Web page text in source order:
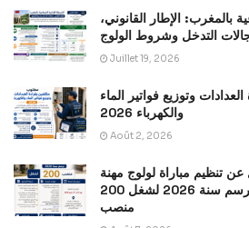
بالمغرب: الإطار القانوني،
التدخل وشروط الولوج
Juillet 19, 2026
وتوزيع فواتير الماء
والكهرباء 2026
Août 2, 2026
تنظيم مباراة لولوج مهنة
المفوضين القضائيين برسم سنة 2026 لشغل 200
منصب